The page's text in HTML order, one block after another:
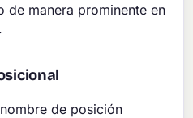
de manera prominente en
de posición